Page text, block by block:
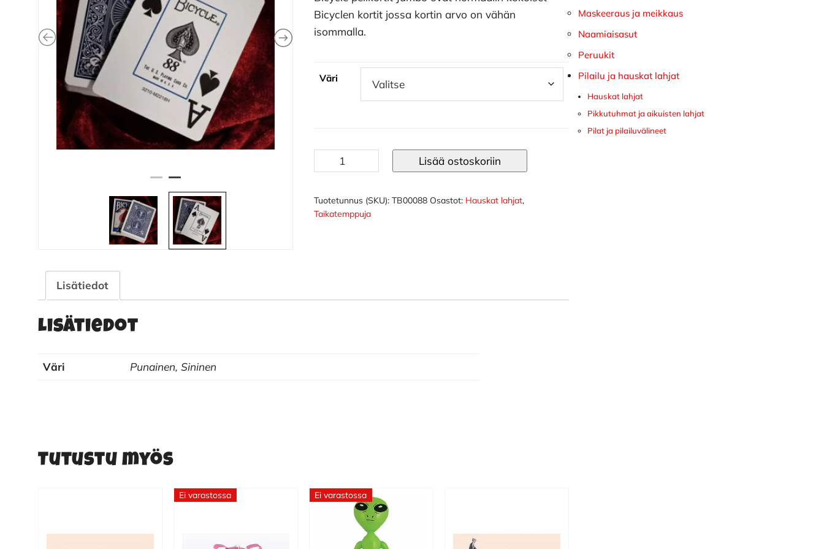
Bicyclen kortit jossa kortin arvo on vähän
isommalla.
Väri
Bicycle
pelikortit
määrä
Lisää ostoskoriin
Tuotetunnus (SKU):TB00088 Osastot: Hauskat lahjat,
Taikatemppuja
Lisätiedot
Lisätiedot
Väri Punainen, Sininen
Tutustu myös
Ei varastossa Ei varastossa
Maskeeraus ja meikkaus
Naamiaisasut
Peruukit
Pilailu ja hauskat lahjat
Hauskat lahjat
Pikkutuhmat ja aikuisten lahjat
Pilat ja pilailuvälineet